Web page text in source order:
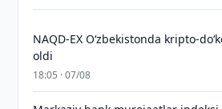
NAQD-EX O‘zbekistonda kripto-
oldi
18:05 · 07/08